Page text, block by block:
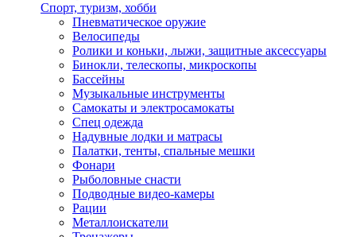
Спорт, туризм, хобби
Пневматическое оружие
Велосипеды
Ролики и коньки, лыжи, защитные аксессуары
Бинокли, телескопы, микроскопы
Бассейны
Музыкальные инструменты
Самокаты и электросамокаты
Спец одежда
Надувные лодки и матрасы
Палатки, тенты, спальные мешки
Фонари
Рыболовные снасти
Подводные видео-камеры
Рации
Металлоискатели